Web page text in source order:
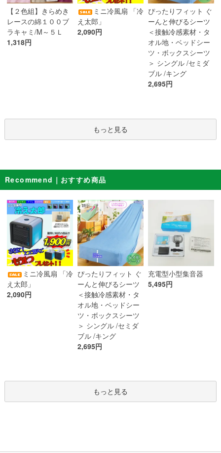
【２色組】きらめき
レースの綿１００ブ
ラキャミ/M～５Ｌ
1,318円
ミニ冷風扇 「冷
え太郎」
2,090円
ぴったりフィット ぐ
ーんと伸びるシーツ
＜接触冷感素材・タ
オル地・ベッドシー
ツ・ボックスシーツ
＞ シングル /セミダ
ブル /キング
2,695円
もっと見る
Recommend｜おすすめ商品
ミニ冷風扇 「冷
え太郎」
2,090円
ぴったりフィット ぐ
ーんと伸びるシーツ
＜接触冷感素材・タ
オル地・ベッドシー
ツ・ボックスシーツ
＞ シングル /セミダ
ブル /キング
2,695円
充電型小型集音器
5,495円
もっと見る